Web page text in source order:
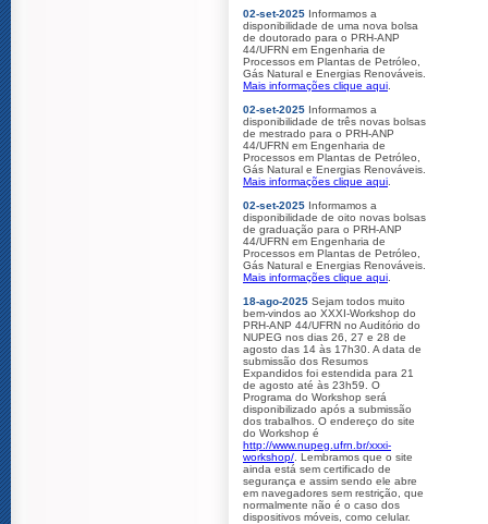
02-set-2025 Informamos a
disponibilidade de uma nova bolsa
de doutorado para o PRH-ANP
44/UFRN em Engenharia de
Processos em Plantas de Petróleo,
Gás Natural e Energias Renováveis.
Mais informações clique aqui
02-set-2025 Informamos a
disponibilidade de três novas bolsas
de mestrado para o PRH-ANP
44/UFRN em Engenharia de
Processos em Plantas de Petróleo,
Gás Natural e Energias Renováveis.
Mais informações clique aqui
02-set-2025 Informamos a
disponibilidade de oito novas bolsas
de graduação para o PRH-ANP
44/UFRN em Engenharia de
Processos em Plantas de Petróleo,
Gás Natural e Energias Renováveis.
Mais informações clique aqui
18-ago-2025 Sejam todos muito
bem-vindos ao XXXI-Workshop do
PRH-ANP 44/UFRN no Auditório do
NUPEG nos dias 26, 27 e 28 de
agosto das 14 às 17h30. A data de
submissão dos Resumos
Expandidos foi estendida para 21
de agosto até às 23h59. O
Programa do Workshop será
disponibilizado após a submissão
dos trabalhos. O endereço do site
do Workshop é
http://www.nupeg.ufrn.br/xxxi-
workshop/ . Lembramos que o site
ainda está sem certificado de
segurança e assim sendo ele abre
em navegadores sem restrição, que
normalmente não é o caso dos
dispositivos móveis, como celular.